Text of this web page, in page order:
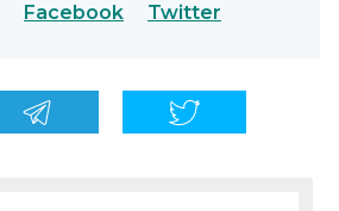
Facebook Twitter